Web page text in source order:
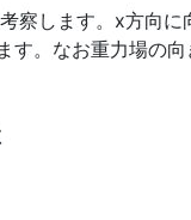
察します。x方向に
す。なお重力場の向